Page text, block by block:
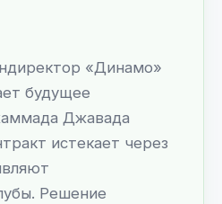
«Динамо»
будущее
Джавада
истекает через
Решение